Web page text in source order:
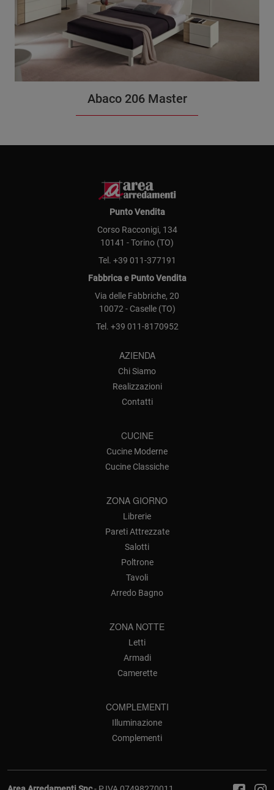
Abaco 206 Master
Punto Vendita
Corso Racconigi, 134
10141 - Torino (TO)
Tel. +39 011-377191
Fabbrica e Punto Vendita
Via delle Fabbriche, 20
10072 - Caselle (TO)
Tel. +39 011-8170952
AZIENDA
Chi Siamo
Realizzazioni
Contatti
CUCINE
Cucine Moderne
Cucine Classiche
ZONA GIORNO
Librerie
Pareti Attrezzate
Salotti
Poltrone
Tavoli
Arredo Bagno
ZONA NOTTE
Letti
Armadi
Camerette
COMPLEMENTI
Illuminazione
Complementi